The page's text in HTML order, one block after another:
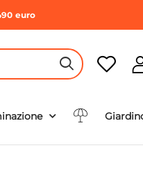
euro
HEADER